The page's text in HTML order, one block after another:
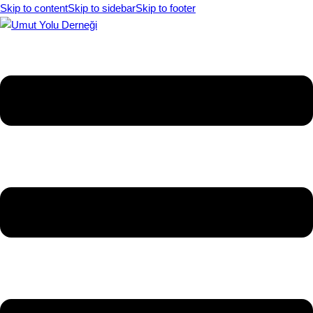
Skip to contentSkip to sidebarSkip to footer